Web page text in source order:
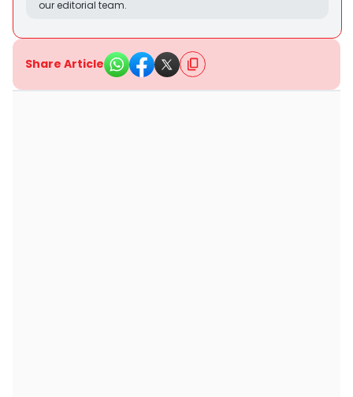
our editorial team.
Share Article